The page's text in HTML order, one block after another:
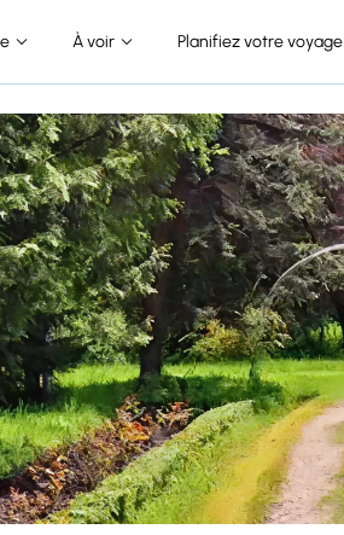
À voir Planifiez votre voyage